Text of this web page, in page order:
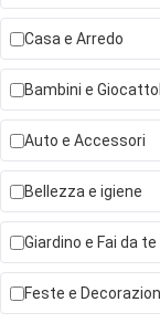
Casa e Arredo
Bambini e
Auto e Accessori
Bellezza e igiene
Giardino e Fai da te
Feste e